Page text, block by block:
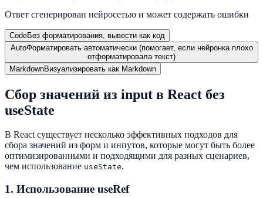
Ответ сгенерирован нейросетью и может содержать ошибки
CodeБез форматирования, вывести как код
AutoФорматировать автоматически (помогает, если нейронка плохо
отформатировала текст)
MarkdownВизуализировать как Markdown
Сбор значений из input в React без
useState
В React существует несколько эффективных подходов для
сбора значений из форм и инпутов, которые могут быть более
оптимизированными и подходящими для разных сценариев,
чем использование useState.
1. Использование useRef